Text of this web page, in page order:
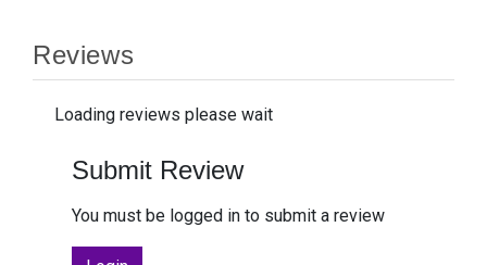
Reviews
Loading reviews please wait
Submit Review
You must be logged in to submit a review